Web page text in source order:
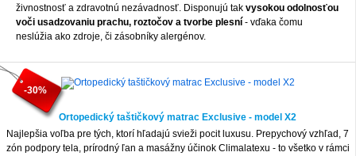
živnostnosť a zdravotnú nezávadnosť. Disponujú tak vysokou odolnosťou
voči usadzovaniu prachu, roztočov a tvorbe plesní - vďaka čomu
neslúžia ako zdroje, či zásobníky alergénov.
-30%
Ortopedický taštičkový matrac Exclusive - model X2
Najlepšia voľba pre tých, ktorí hľadajú svieži pocit luxusu. Prepychový vzhľad, 7
zón podpory tela, prírodný ľan a masážny účinok Climalatexu - to všetko v rámci